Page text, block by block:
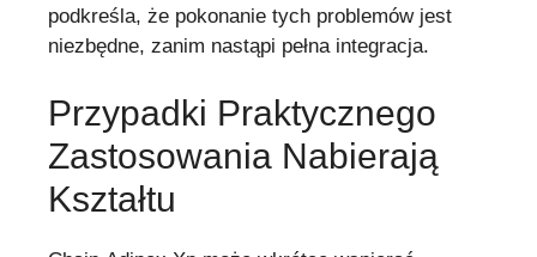
podkreśla, że pokonanie tych problemów jest
niezbędne, zanim nastąpi pełna integracja.
Przypadki Praktycznego
Zastosowania Nabierają
Kształtu